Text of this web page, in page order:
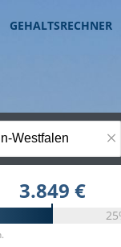
GEHALTSRECHNER
×
3.849 €